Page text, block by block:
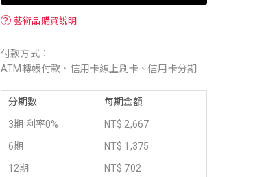
？ 藝術品購買說明
付款方式：
ATM轉帳付款、信用卡線上刷卡、信用卡分期
分期數 每期金額
3期 利率0%
NT$ 2,667
6期
NT$ 1,375
12期
NT$ 702